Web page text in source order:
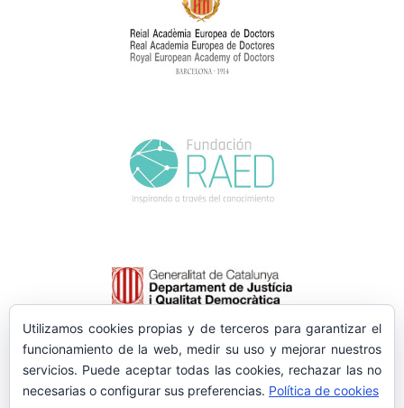
Utilizamos cookies propias y de terceros para garantizar el
funcionamiento de la web, medir su uso y mejorar nuestros
servicios. Puede aceptar todas las cookies, rechazar las no
necesarias o configurar sus preferencias. Política de cookies